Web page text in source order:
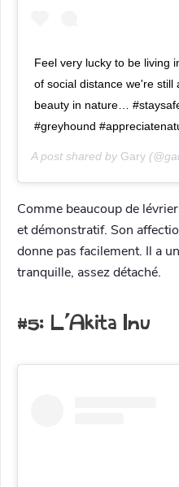
Feel very lucky to be living
of social distance we're
beauty in nature…
#greyhound
A post shared by Gary
Comme beaucoup de
et démonstratif. Son
donne pas facilement. Il a
tranquille, assez détaché.
#5: L’Akita Inu